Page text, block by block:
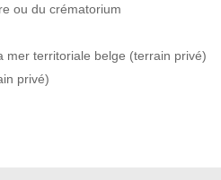
ou du crématorium
mer territoriale belge (terrain privé)
privé)